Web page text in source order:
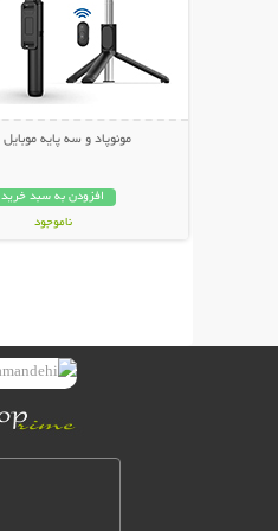
مونوپاد و سه پایه موبایل S10
افزودن به سبد خرید
ناموجود